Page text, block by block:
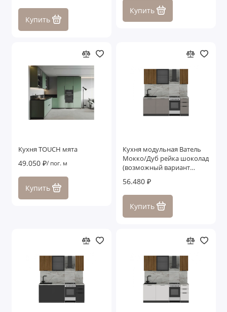
Купить
Купить
Кухня TOUCH мята
49.050 ₽/ пог. м
Купить
Кухня модульная Ватель
Мокко/Дуб рейка шоколад
(возможный вариант
56.480 ₽
Купить